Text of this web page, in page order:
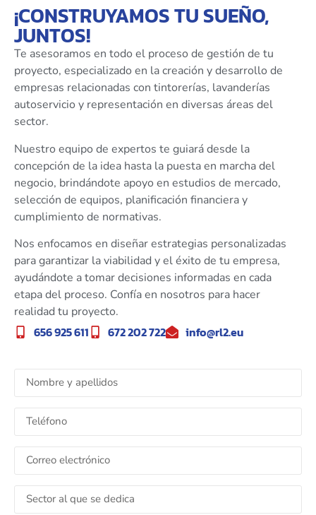
¡CONSTRUYAMOS TU SUEÑO,
JUNTOS!
Te asesoramos en todo el proceso de gestión de tu
proyecto, especializado en la creación y desarrollo de
empresas relacionadas con tintorerías, lavanderías
autoservicio y representación en diversas áreas del
sector.
Nuestro equipo de expertos te guiará desde la
concepción de la idea hasta la puesta en marcha del
negocio, brindándote apoyo en estudios de mercado,
selección de equipos, planificación financiera y
cumplimiento de normativas.
Nos enfocamos en diseñar estrategias personalizadas
para garantizar la viabilidad y el éxito de tu empresa,
ayudándote a tomar decisiones informadas en cada
etapa del proceso. Confía en nosotros para hacer
realidad tu proyecto.
656 925 611 672 202 722 info@rl2.eu